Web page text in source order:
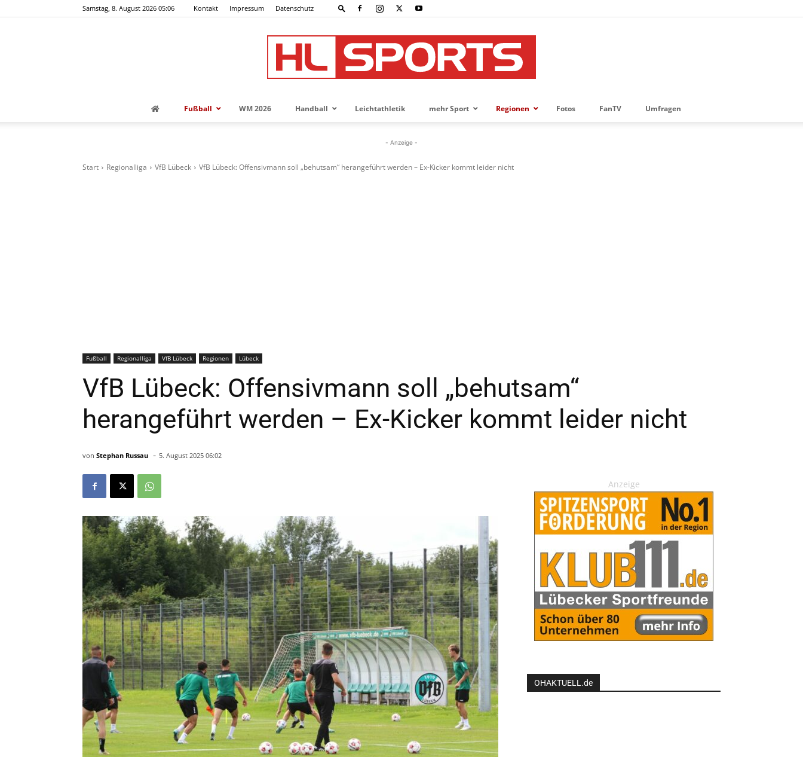
Samstag, 8. August 2026 05:06 Kontakt Impressum Datenschutz
News
die
Region
Lübeck
Fußball WM 2026 Handball Leichtathletik mehr Sport Regionen Fotos FanTV Umfragen
- Anzeige -
Start Regionalliga VfB Lübeck VfB Lübeck: Offensivmann soll „behutsam“ herangeführt werden – Ex-Kicker kommt leider nicht
Fußball Regionalliga VfB Lübeck Regionen Lübeck
VfB Lübeck: Offensivmann soll „behutsam“
herangeführt werden – Ex-Kicker kommt leider nicht
von Stephan Russau - 5. August 2025 06:02
Anzeige
OHAKTUELL.de